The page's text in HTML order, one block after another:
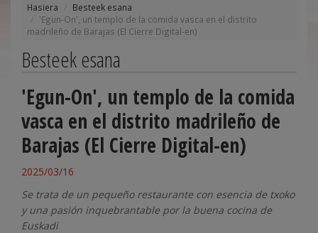
Hasiera
Besteek esana
'Egun-On', un templo de la comida vasca en el distrito
madrileño de Barajas (El Cierre Digital-en)
Besteek esana
'Egun-On', un templo de la comida
vasca en el distrito madrileño de
Barajas (El Cierre Digital-en)
2025/03/16
Se trata de un pequeño restaurante con esencia de txoko
y una pasión inquebrantable por la buena cocina de
Euskadi